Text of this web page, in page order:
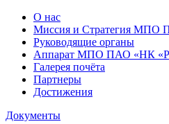
О нас
Миссия и Стратегия МПО
Руководящие органы
Аппарат МПО ПАО «НК
Галерея почёта
Партнеры
Достижения
Документы